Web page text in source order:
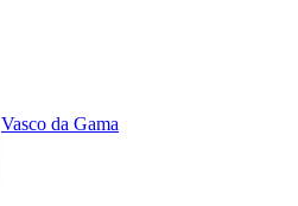
Vasco da Gama